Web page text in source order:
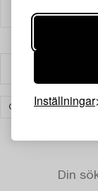
Inställningar
GLAS RENSA
Din